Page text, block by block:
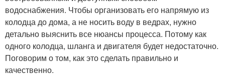
водоснабжения. Чтобы организовать его напрямую из
колодца до дома, а не носить воду в ведрах, нужно
детально выяснить все нюансы процесса. Потому как
одного колодца, шланга и двигателя будет недостаточно.
Поговорим о том, как это сделать правильно и
качественно.